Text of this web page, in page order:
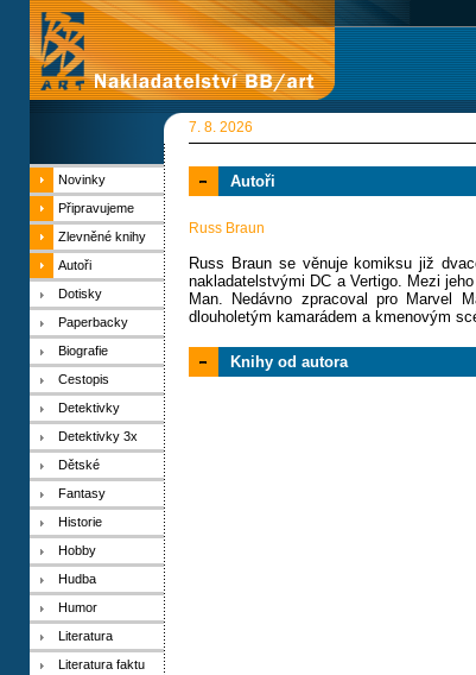
7. 8. 2026
Novinky
Připravujeme
Zlevněné knihy
Autoři
Dotisky
Paperbacky
Biografie
Cestopis
Detektivky
Detektivky 3x
Dětské
Fantasy
Historie
Hobby
Hudba
Humor
Literatura
Literatura faktu
Autoři
Russ Braun
Russ Braun se věnuje komiksu již
nakladatelstvými DC a Vertigo. Mezi
Man. Nedávno zpracoval pro Marvel
dlouholetým kamarádem a kmenovým
Knihy od autora